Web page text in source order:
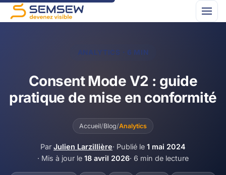
ANALYTICS · 6 MIN
Consent Mode V2 : guide
pratique de mise en conformité
Accueil/Blog/Analytics
Par Julien Larzillière· Publié le 1 mai 2024
· Mis à jour le 18 avril 2026· 6 min de lecture